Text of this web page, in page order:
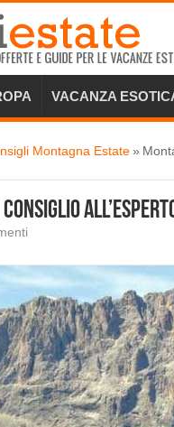
VACANZA
Montagna Estate »